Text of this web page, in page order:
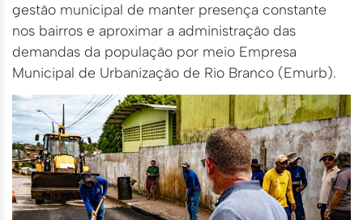
gestão municipal de manter presença constante
nos bairros e aproximar a administração das
demandas da população por meio Empresa
Municipal de Urbanização de Rio Branco (Emurb).